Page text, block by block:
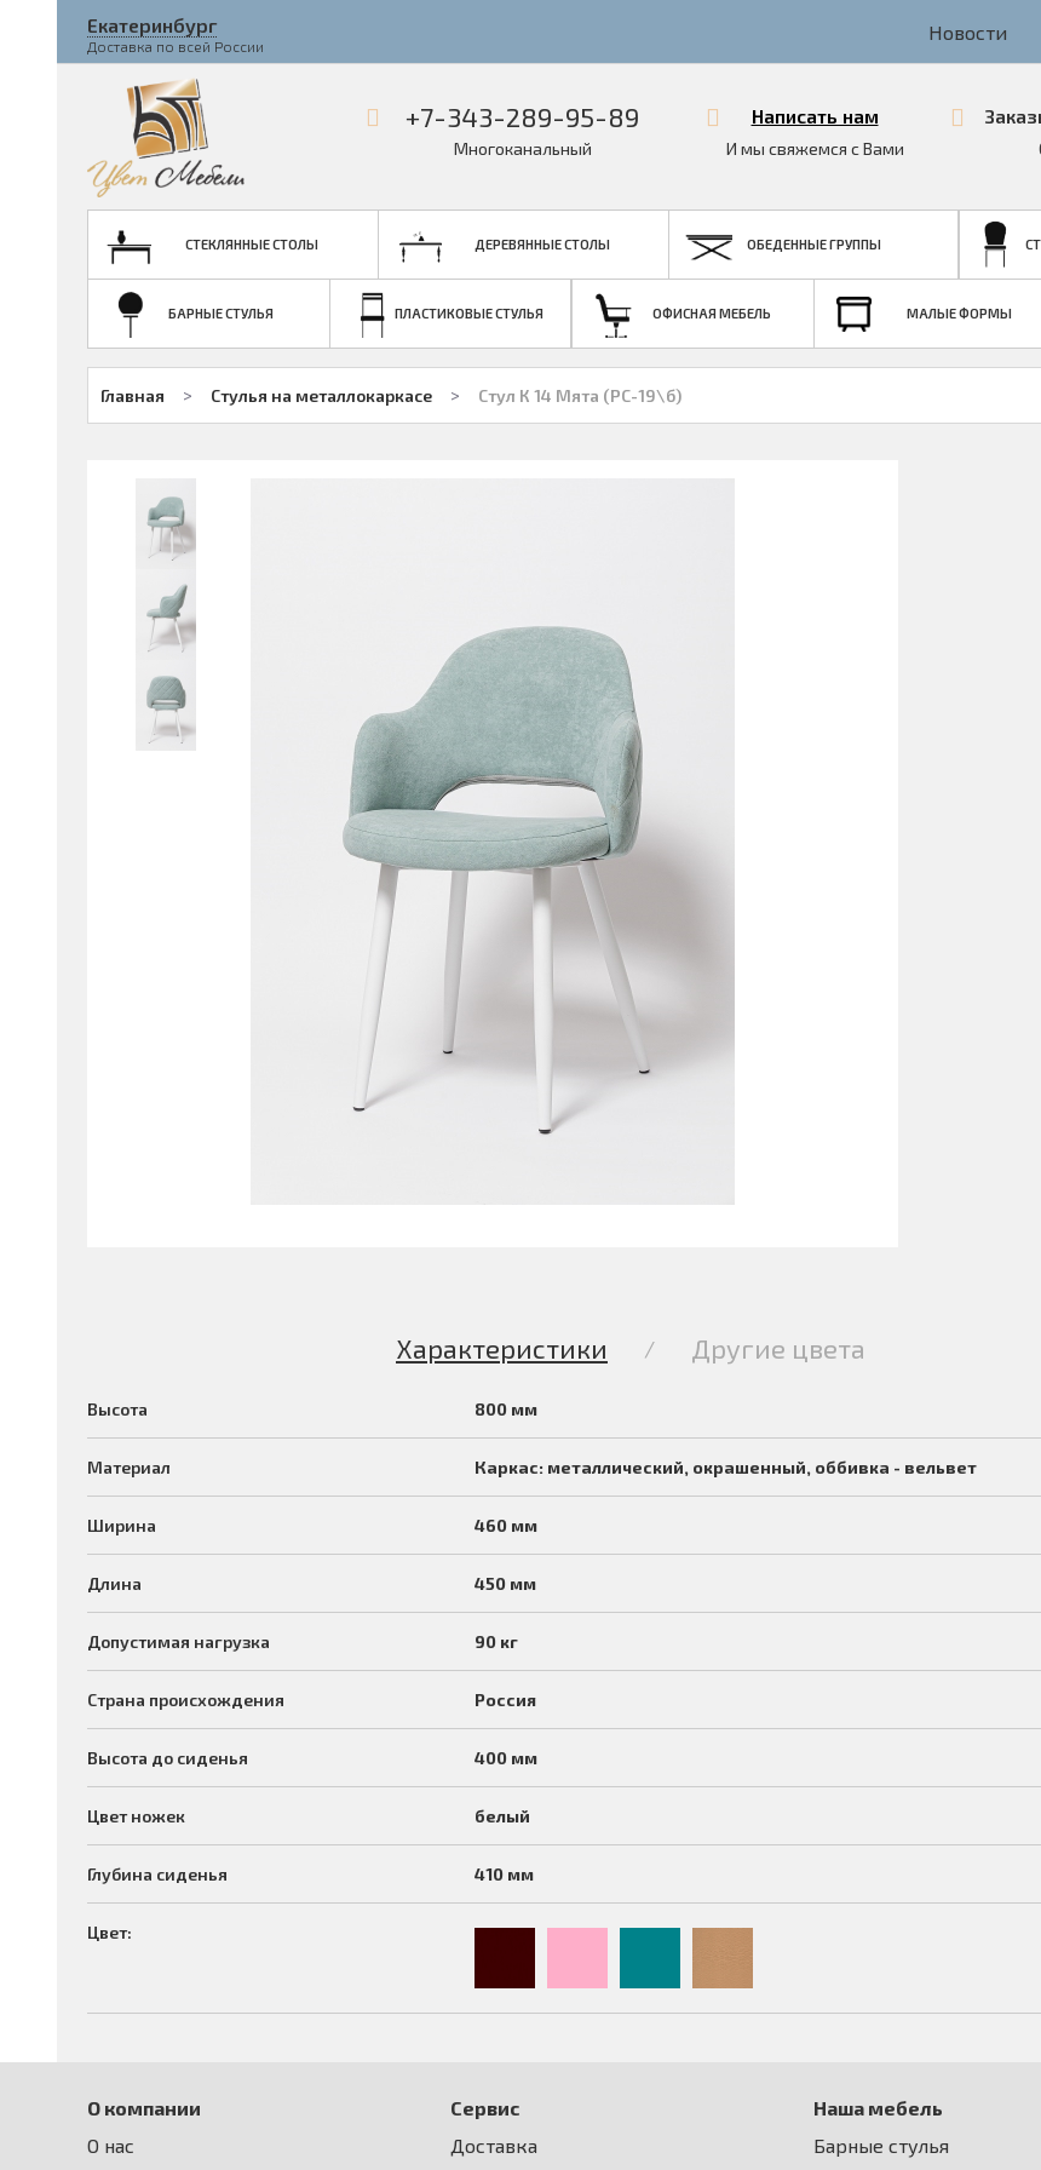
Екатеринбург
Доставка по всей России
Новости
+7-343-289-95-89
Многоканальный
Написать нам
И мы свяжемся с Вами
СТЕКЛЯННЫЕ СТОЛЫ ДЕРЕВЯННЫЕ СТОЛЫ ОБЕДЕННЫЕ ГРУППЫ
БАРНЫЕ СТУЛЬЯ ПЛАСТИКОВЫЕ СТУЛЬЯ ОФИСНАЯ МЕБЕЛЬ МАЛЫЕ ФОРМЫ
Главная > Стулья на металлокаркасе > Стул К 14 Мята (РС-19\б)
Характеристики / Другие цвета
Высота 800 мм
Материал Каркас: металлический, окрашенный, оббивка - вельвет
Ширина 460 мм
Длина 450 мм
Допустимая нагрузка 90 кг
Страна происхождения Россия
Высота до сиденья 400 мм
Цвет ножек белый
Глубина сиденья 410 мм
Цвет:
О компании
О нас
Сервис
Доставка
Наша мебель
Барные стулья